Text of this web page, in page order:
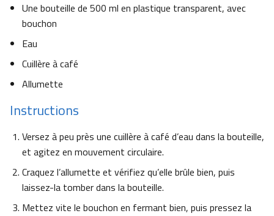
Une bouteille de 500 ml en plastique transparent, avec
bouchon
Eau
Cuillère à café
Allumette
Instructions
Versez à peu près une cuillère à café d’eau dans la bouteille,
et agitez en mouvement circulaire.
Craquez l’allumette et vérifiez qu’elle brûle bien, puis
laissez-la tomber dans la bouteille.
Mettez vite le bouchon en fermant bien, puis pressez la